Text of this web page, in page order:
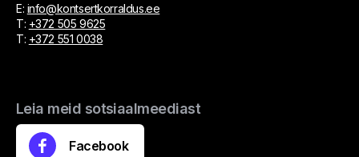
E: info@kontsertkorraldus.ee
T: +372 505 9625
T: +372 551 0038
Leia meid sotsiaalmeediast
Facebook